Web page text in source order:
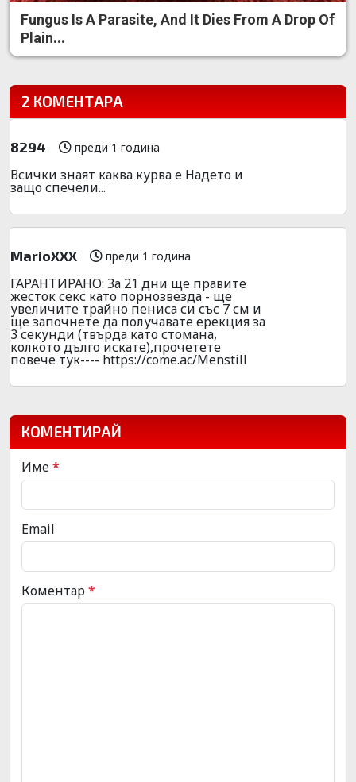
Fungus Is A Parasite, And It Dies From A Drop Of
Plain...
2 КОМЕНТАРА
8294 преди 1 година
Всички знаят каква курва е Надето и
защо спечели...
MarioXXX преди 1 година
ГАРАНТИРАНО: За 21 дни ще правите
жесток секс като порнозвезда - ще
увеличите трайно пениса си със 7 см и
ще започнете да получавате ерекция за
3 секунди (твърда като стомана,
колкото дълго искате),прочетете
повече тук---- https://come.ac/Menstill
КОМЕНТИРАЙ
Име*
Email
Коментар*